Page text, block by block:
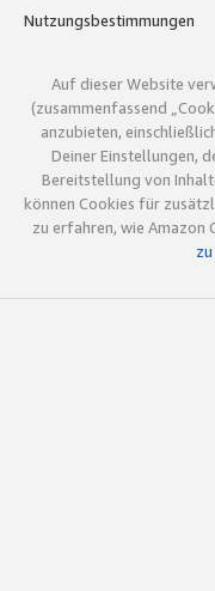
Nutzungsbestimmungen
Auf dieser Website
(zusammenfassend
anzubieten,
Deiner Einstellungen,
Bereitstellung von
können Cookies für
zu erfahren, wie Amazon